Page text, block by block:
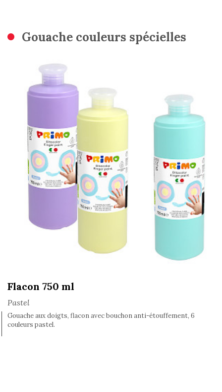
Gouache couleurs spécielles
Flacon 750 ml
Pastel
Gouache aux doigts, flacon avec bouchon anti-étouffement, 6
couleurs pastel.